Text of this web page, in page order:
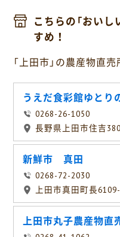
こちらの「おいし
すめ！
「上田市」の農産物直売
うえだ食彩館ゆとり
0268-26-1050
長野県上田市住吉
新鮮市 真田
0268-72-2030
上田市真田町長
上田市丸子農産物直